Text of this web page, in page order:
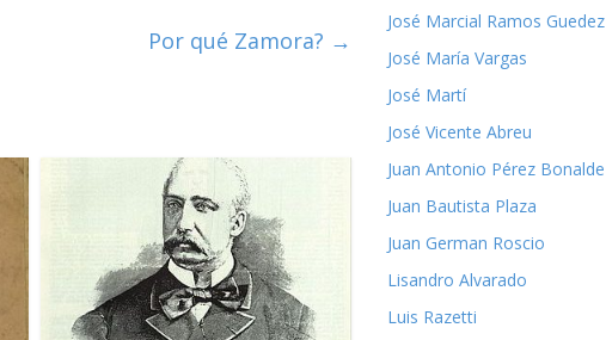
Por qué Zamora? →
José Marcial Ramos Guedez
José María Vargas
José Martí
José Vicente Abreu
Juan Antonio Pérez Bonalde
Juan Bautista Plaza
Juan German Roscio
Lisandro Alvarado
Luis Razetti